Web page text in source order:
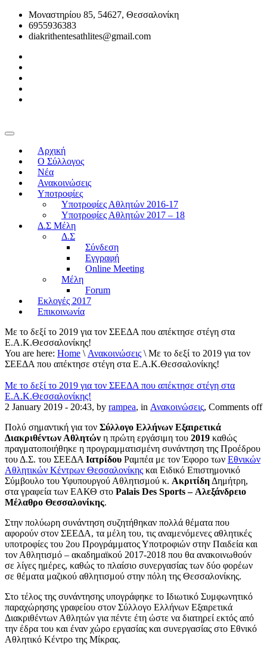
Μοναστηρίου 85, 54627, Θεσσαλονίκη
6955936383
diakrithentesathlites@gmail.com
Αρχική
O Σύλλογος
Νέα
Ανακοινώσεις
Υποτροφίες
Υποτροφίες Αθλητών 2016-17
Υποτροφίες Αθλητών 2017 – 18
Δ.Σ Μέλη
Δ.Σ
Σύνδεση
Εγγραφή
Online Meeting
Μέλη
Forum
Εκλογές 2017
Επικοινωνία
Με το δεξί το 2019 για τον ΣΕΕΔΑ που απέκτησε στέγη στα
Ε.Α.Κ.Θεσσαλονίκης!
You are here: Home \ Ανακοινώσεις \ Με το δεξί το 2019 για τον
ΣΕΕΔΑ που απέκτησε στέγη στα Ε.Α.Κ.Θεσσαλονίκης!
Με το δεξί το 2019 για τον ΣΕΕΔΑ που απέκτησε στέγη στα
Ε.Α.Κ.Θεσσαλονίκης!
2 January 2019 - 20:43, by rampea, in Ανακοινώσεις, Comments off
Πολύ σημαντική για τον Σύλλογο Ελλήνων Εξαιρετικά
Διακριθέντων Αθλητών η πρώτη εργάσιμη του 2019 καθώς
πραγματοποιήθηκε η προγραμματισμένη συνάντηση της Προέδρου
του Δ.Σ. του ΣΕΕΔΑ Ιατρίδου Ραμπέα με τον Έφορο των Εθνικών
Αθλητικών Κέντρων Θεσσαλονίκης και Ειδικό Επιστημονικό
Σύμβουλο του Υφυπουργού Αθλητισμού κ. Ακριτίδη Δημήτρη,
στα γραφεία των ΕΑΚΘ στο Palais Des Sports – Αλεξάνδρειο
Μέλαθρο Θεσσαλονίκης.
Στην πολύωρη συνάντηση συζητήθηκαν πολλά θέματα που
αφορούν στον ΣΕΕΔΑ, τα μέλη του, τις αναμενόμενες αθλητικές
υποτροφίες του 2ου Προγράμματος Υποτροφιών στην Παιδεία και
τον Αθλητισμό – ακαδημαϊκού 2017-2018 που θα ανακοινωθούν
σε λίγες ημέρες, καθώς το πλαίσιο συνεργασίας των δύο φορέων
σε θέματα μαζικού αθλητισμού στην πόλη της Θεσσαλονίκης.
Στο τέλος της συνάντησης υπογράφηκε το Ιδιωτικό Συμφωνητικό
παραχώρησης γραφείου στον Σύλλογο Ελλήνων Εξαιρετικά
Διακριθέντων Αθλητών για πέντε έτη ώστε να διατηρεί εκτός από
την έδρα του και έναν χώρο εργασίας και συνεργασίας στο Εθνικό
Αθλητικό Κέντρο της Μίκρας.